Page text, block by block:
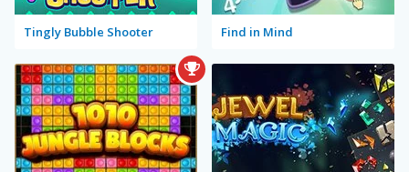
Tingly Bubble Shooter Find in Mind